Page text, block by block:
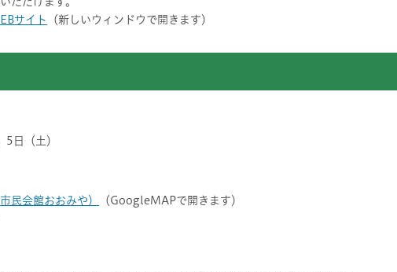
サイト
（新しいウィンドウで開きます）
日（土）
民会館おおみや）
（GoogleMAPで開きます）